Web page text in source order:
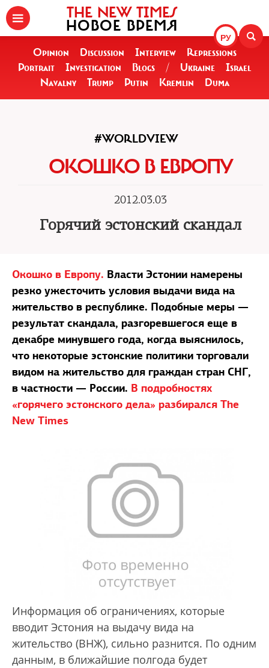
РУ
THE NEW TIMES
НОВОЕ ВРЕМЯ
Opinion Discussion Interview
Repressions
Portrait
Investigation Blogs / Ukraine
Israel
Navalny
Trump Putin Kremlin Duma
#WORLDVIEW
ОКОШКО В ЕВРОПУ
2012.03.03
Горячий эстонский скандал
Окошко в Европу. Власти Эстонии намерены
резко ужесточить условия выдачи вида на
жительство в республике. Подобные меры —
результат скандала, разгоревшегося еще в
декабре минувшего года, когда выяснилось,
что некоторые эстонские политики торговали
видом на жительство для граждан стран СНГ,
в частности — России. В подробностях
«горячего эстонского дела» разбирался The
New Times
Информация об ограничениях, которые
вводит Эстония на выдачу вида на
жительство (ВНЖ), сильно разнится. По одним
данным, в ближайшие полгода будет